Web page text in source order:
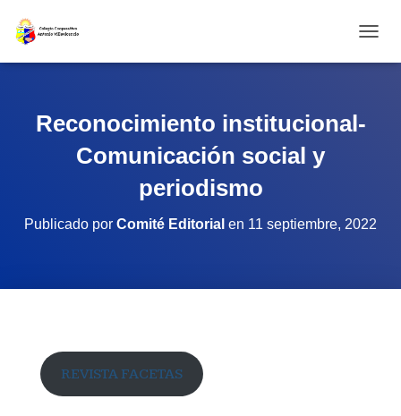
Reconocimiento institucional-
Comunicación social y
periodismo
Publicado por Comité Editorial en 11 septiembre, 2022
REVISTA FACETAS